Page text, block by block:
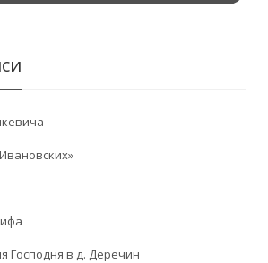
Господня в д. Деречин